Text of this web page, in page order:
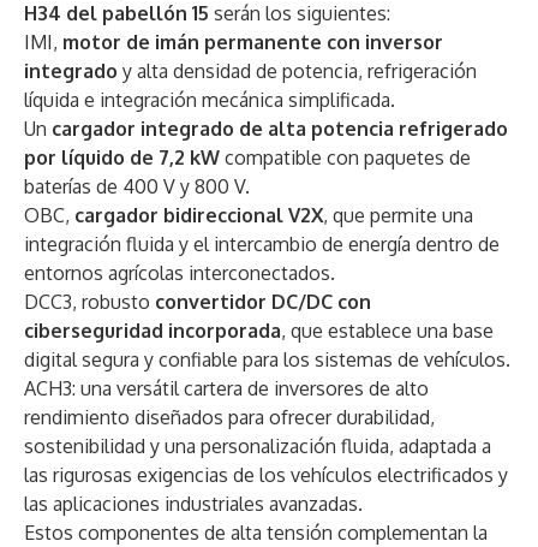
H34 del pabellón 15 serán los siguientes:
IMI, motor de imán permanente con inversor
integrado y alta densidad de potencia, refrigeración
líquida e integración mecánica simplificada.
Un cargador integrado de alta potencia refrigerado
por líquido de 7,2 kW compatible con paquetes de
baterías de 400 V y 800 V.
OBC, cargador bidireccional V2X, que permite una
integración fluida y el intercambio de energía dentro de
entornos agrícolas interconectados.
DCC3, robusto convertidor DC/DC con
ciberseguridad incorporada, que establece una base
digital segura y confiable para los sistemas de vehículos.
ACH3: una versátil cartera de inversores de alto
rendimiento diseñados para ofrecer durabilidad,
sostenibilidad y una personalización fluida, adaptada a
las rigurosas exigencias de los vehículos electrificados y
las aplicaciones industriales avanzadas.
Estos componentes de alta tensión complementan la